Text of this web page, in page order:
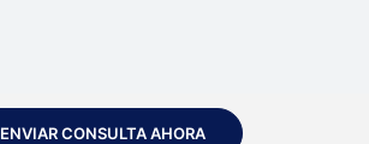
ENVIAR CONSULTA AHORA